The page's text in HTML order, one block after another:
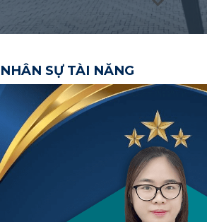
NHÂN SỰ TÀI NĂNG